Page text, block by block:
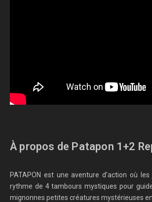
À propos de Patapon 1+2
PATAPON est une aventure d’action où
rythme de 4 tambours mystiques pour
mignonnes petites créatures mystérieuses